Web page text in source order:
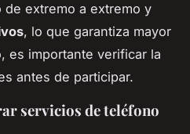
extremo a extremo y
, lo que garantiza mayor
es importante verificar la
antes de participar.
servicios de teléfono